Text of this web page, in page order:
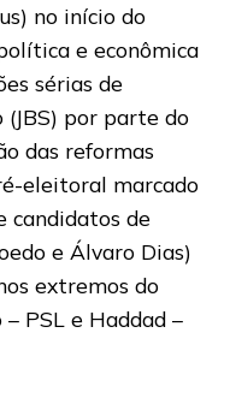
no início do
e econômica
sérias de
por parte do
das reformas
eleitoral marcado
candidatos de
e Álvaro Dias)
extremos do
PSL e Haddad –